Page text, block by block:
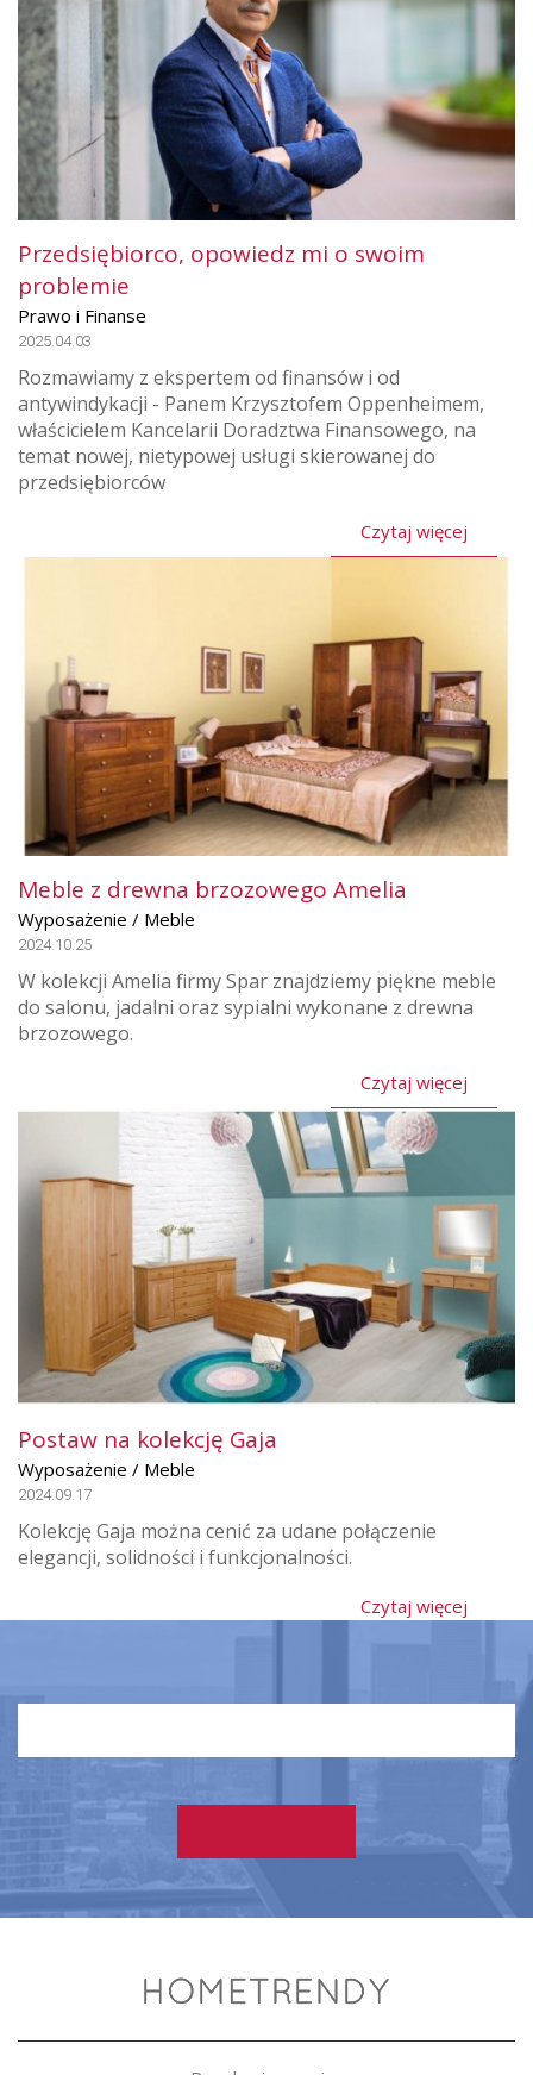
Przedsiębiorco, opowiedz mi o swoim
problemie
Prawo i Finanse
2025.04.03
Rozmawiamy z ekspertem od finansów i od
antywindykacji - Panem Krzysztofem Oppenheimem,
właścicielem Kancelarii Doradztwa Finansowego, na
temat nowej, nietypowej usługi skierowanej do
przedsiębiorców
Czytaj więcej
Meble z drewna brzozowego Amelia
Wyposażenie / Meble
2024.10.25
W kolekcji Amelia firmy Spar znajdziemy piękne meble
do salonu, jadalni oraz sypialni wykonane z drewna
brzozowego.
Czytaj więcej
Postaw na kolekcję Gaja
Wyposażenie / Meble
2024.09.17
Kolekcję Gaja można cenić za udane połączenie
elegancji, solidności i funkcjonalności.
Czytaj więcej